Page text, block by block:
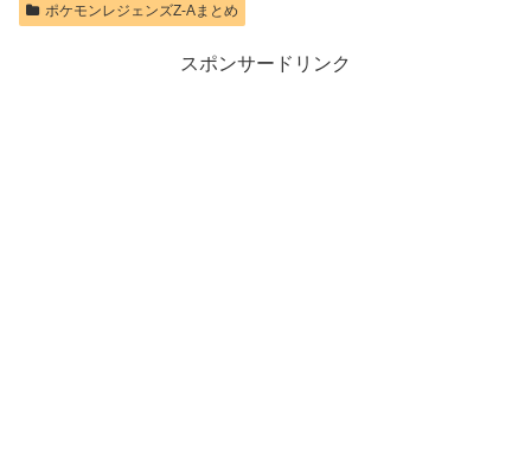
ポケモンレジェンズZ-Aまとめ
スポンサードリンク